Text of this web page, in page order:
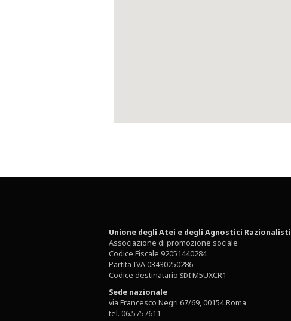
Unione degli Atei e degli Agnostici Razionalisti
Associazione di promozione sociale
Codice Fiscale 92051440284
Partita IVA 03430250286
Codice destinatario SDI M5UXCR1
Sede nazionale
via Francesco Negri 67/69, 00154 Roma
tel. 06.5757611